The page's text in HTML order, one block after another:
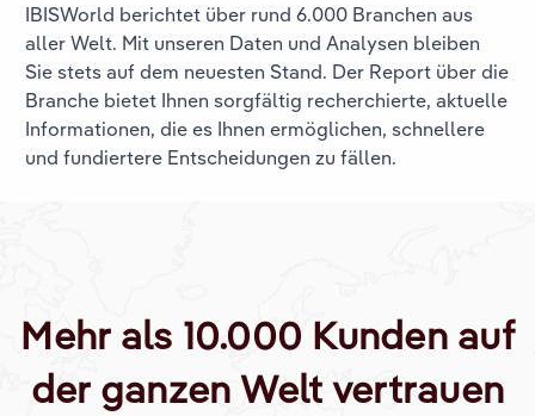
IBISWorld berichtet über rund 6.000 Branchen aus
aller Welt. Mit unseren Daten und Analysen bleiben
Sie stets auf dem neuesten Stand. Der Report über die
Branche bietet Ihnen sorgfältig recherchierte, aktuelle
Informationen, die es Ihnen ermöglichen, schnellere
und fundiertere Entscheidungen zu fällen.
Mehr als 10.000 Kunden auf
der ganzen Welt vertrauen